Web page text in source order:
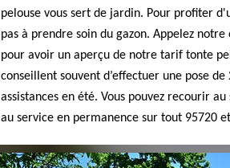
pelouse vous sert de jardin. Pour profiter
pas à prendre soin du gazon. Appelez
pour avoir un aperçu de notre tarif tonte
conseillent souvent d’effectuer une pose
assistances en été. Vous pouvez recourir
au service en permanence sur tout 95720